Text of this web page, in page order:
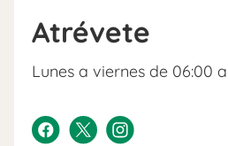
Atrévete
Lunes a viernes de 06:00 a